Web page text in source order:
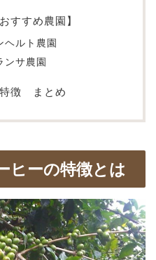
すすめ農園】
ルト農園
サ農園
特徴 まとめ
ヒーの特徴とは